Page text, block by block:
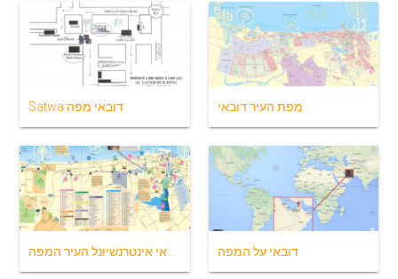
Satwa דובאי מפה מפת העיר דובאי
דובאי על המפה